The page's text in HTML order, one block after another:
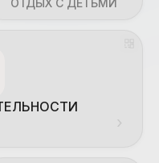
ОТДЫХ С ДЕТЬМИ
›